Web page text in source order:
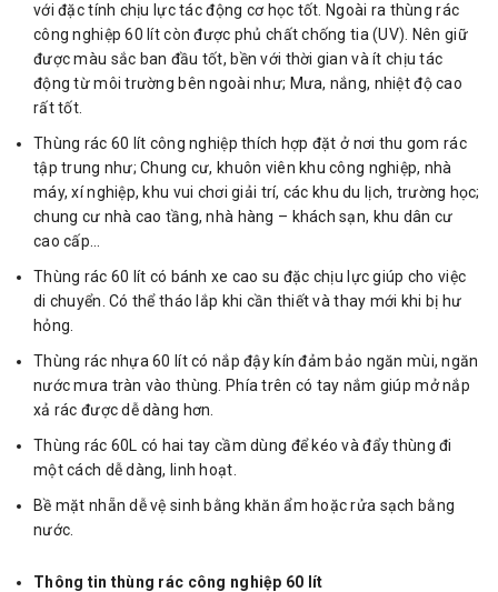
với đặc tính chịu lực tác động cơ học tốt. Ngoài ra thùng rác
công nghiệp 60 lít còn được phủ chất chống tia (UV). Nên giữ
được màu sắc ban đầu tốt, bền với thời gian và ít chịu tác
động từ môi trường bên ngoài như; Mưa, nắng, nhiệt độ cao
rất tốt.
Thùng rác 60 lít công nghiệp thích hợp đặt ở nơi thu gom rác
tập trung như; Chung cư, khuôn viên khu công nghiệp, nhà
máy, xí nghiệp, khu vui chơi giải trí, các khu du lịch, trường học;
chung cư nhà cao tầng, nhà hàng – khách sạn, khu dân cư
cao cấp…
Thùng rác 60 lít có bánh xe cao su đặc chịu lực giúp cho việc
di chuyển. Có thể tháo lắp khi cần thiết và thay mới khi bị hư
hỏng.
Thùng rác nhựa 60 lít có nắp đậy kín đảm bảo ngăn mùi, ngăn
nước mưa tràn vào thùng. Phía trên có tay nắm giúp mở nắp
xả rác được dễ dàng hơn.
Thùng rác 60L có hai tay cầm dùng để kéo và đẩy thùng đi
một cách dễ dàng, linh hoạt.
Bề mặt nhẵn dễ vệ sinh bằng khăn ẩm hoặc rửa sạch bằng
nước.
Thông tin thùng rác công nghiệp 60 lít